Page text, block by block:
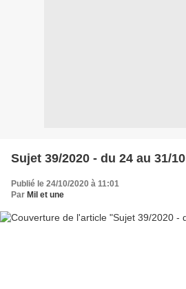
Sujet 39/2020 - du 24 au 31/10
Publié le 24/10/2020 à 11:01
Par Mil et une